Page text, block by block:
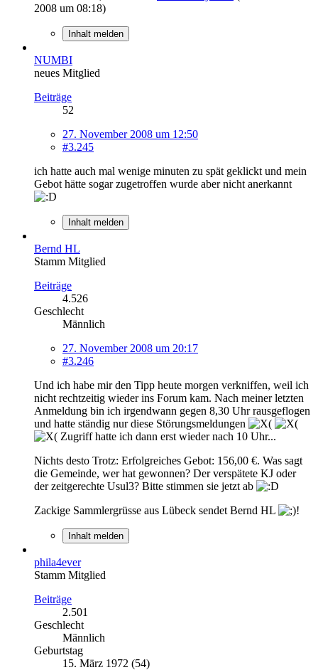
2008 um 08:18)
Inhalt melden
NUMBI
neues Mitglied
Beiträge
52
27. November 2008 um 12:50
#3.245
ich hatte auch mal wenige minuten zu spät geklickt und mein
Gebot hätte sogar zugetroffen wurde aber nicht anerkannt
Inhalt melden
Bernd HL
Stamm Mitglied
Beiträge
4.526
Geschlecht
Männlich
27. November 2008 um 20:17
#3.246
Und ich habe mir den Tipp heute morgen verkniffen, weil ich
nicht rechtzeitig wieder ins Forum kam. Nach meiner letzten
Anmeldung bin ich irgendwann gegen 8,30 Uhr rausgeflogen
und hatte ständig nur diese Störungsmeldungen
Zugriff hatte ich dann erst wieder nach 10 Uhr...
Nichts desto Trotz: Erfolgreiches Gebot: 156,00 €. Was sagt
die Gemeinde, wer hat gewonnen? Der verspätete KJ oder
der zeitgerechte Usul3? Bitte stimmen sie jetzt ab
Zackige Sammlergrüsse aus Lübeck sendet Bernd HL
!
Inhalt melden
phila4ever
Stamm Mitglied
Beiträge
2.501
Geschlecht
Männlich
Geburtstag
15. März 1972 (54)